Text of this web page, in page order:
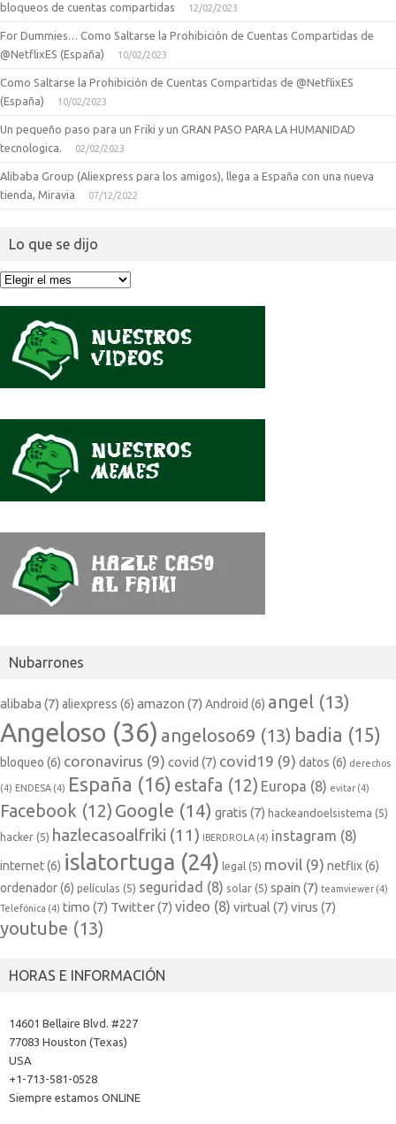
bloqueos de cuentas compartidas
12/02/2023
For Dummies… Como Saltarse la Prohibición de Cuentas Compartidas de
@NetflixES (España)
10/02/2023
Como Saltarse la Prohibición de Cuentas Compartidas de @NetflixES
(España)
10/02/2023
Un pequeño paso para un Friki y un GRAN PASO PARA LA HUMANIDAD
tecnologica.
02/02/2023
Alibaba Group (Aliexpress para los amigos), llega a España con una nueva
tienda, Miravia
07/12/2022
Lo que se dijo
Lo
Nubarrones
alibaba (7) aliexpress (6) amazon (7) Android (6) angel (13)
Angeloso (36) angeloso69 (13) badia (15)
bloqueo (6) coronavirus (9) covid (7) covid19 (9) datos (6) derechos
(4) ENDESA (4) España (16) estafa (12) Europa (8) evitar (4)
Facebook (12) Google (14) gratis (7) hackeandoelsistema (5)
hacker (5) hazlecasoalfriki (11) IBERDROLA (4) instagram (8)
internet(6) islatortuga (24) legal (5) movil (9) netflix(6)
ordenador(6) películas (5) seguridad (8) solar (5) spain (7) teamviewer (4)
Telefónica (4) timo (7) Twitter(7) video (8) virtual (7) virus (7)
youtube (13)
HORAS E INFORMACIÓN
14601 Bellaire Blvd. #227
77083 Houston (Texas)
USA
+1-713-581-0528
Siempre estamos ONLINE